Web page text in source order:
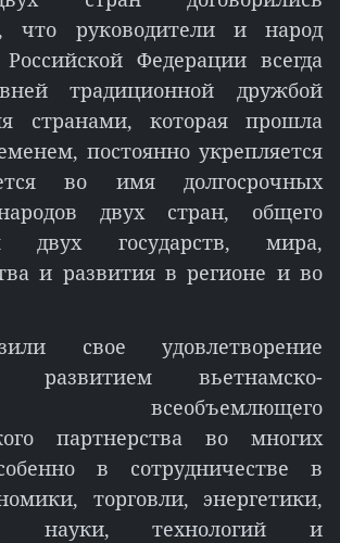
что руководители и народ
Федерации всегда
традиционной дружбой
странами, которая прошла
постоянно укрепляется
во имя долгосрочных
двух стран, общего
двух государств, мира,
и развития в регионе и во
свое удовлетворение
развитием вьетнамско-
всеобъемлющего
партнерства во многих
в сотрудничестве в
торговли, энергетики,
науки, технологий и